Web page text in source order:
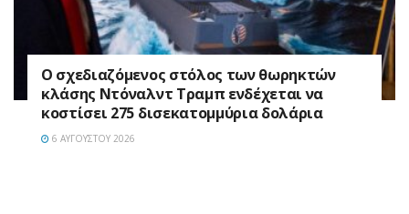
Ο σχεδιαζόμενος στόλος των θωρηκτών
κλάσης Ντόναλντ Τραμπ ενδέχεται να
κοστίσει 275 δισεκατομμύρια δολάρια
6 ΑΥΓΟΎΣΤΟΥ 2026